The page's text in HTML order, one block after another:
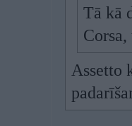
Tā kā
Assetto